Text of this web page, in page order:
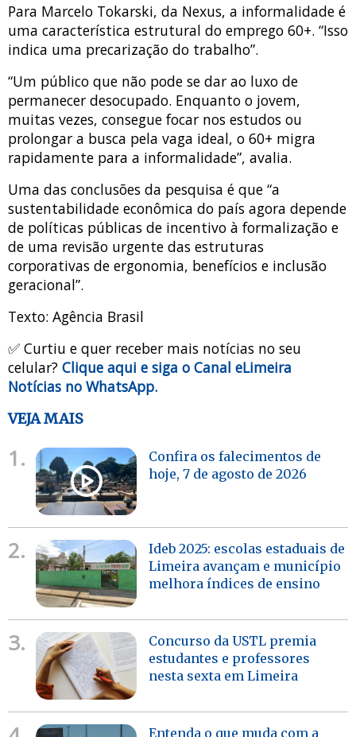
Para Marcelo Tokarski, da Nexus, a informalidade é
uma característica estrutural do emprego 60+. “Isso
indica uma precarização do trabalho”.
“Um público que não pode se dar ao luxo de
permanecer desocupado. Enquanto o jovem,
muitas vezes, consegue focar nos estudos ou
prolongar a busca pela vaga ideal, o 60+ migra
rapidamente para a informalidade”, avalia.
Uma das conclusões da pesquisa é que “a
sustentabilidade econômica do país agora depende
de políticas públicas de incentivo à formalização e
de uma revisão urgente das estruturas
corporativas de ergonomia, benefícios e inclusão
geracional”.
Texto: Agência Brasil
✅ Curtiu e quer receber mais notícias no seu
celular? Clique aqui e siga o Canal eLimeira
Notícias no WhatsApp.
VEJA MAIS
1.
Confira os falecimentos de
hoje, 7 de agosto de 2026
2.
Ideb 2025: escolas estaduais de
Limeira avançam e município
melhora índices de ensino
3.
Concurso da USTL premia
estudantes e professores
nesta sexta em Limeira
Entenda o que muda com a